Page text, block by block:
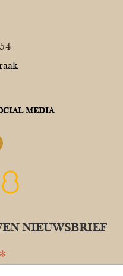
MEDIA
NIEUWSBRIEF
*